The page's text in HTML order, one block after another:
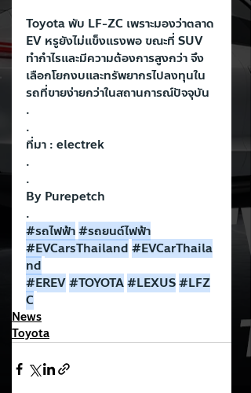
Toyota พับ LF-ZC เพราะมองว่าตลาด
EV หรูยังไม่แข็งแรงพอ ขณะที่ SUV
ทำกำไรและมีความต้องการสูงกว่า จึง
เลือกโยกงบและทรัพยากรไปลงทุนใน
รถที่ขายง่ายกว่าในสถานการณ์ปัจจุบัน
.
.
ที่มา : electrek
.
.
By Purepetch
.
#รถไฟฟ้า#รถยนต์ไฟฟ้า
#EVCarsThailand #EVCarThaila
nd
#EREV#TOYOTA#LEXUS#LFZ
C
News
Toyota